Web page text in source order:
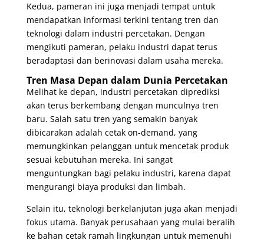
Kedua, pameran ini juga menjadi tempat untuk
mendapatkan informasi terkini tentang tren dan
teknologi dalam industri percetakan. Dengan
mengikuti pameran, pelaku industri dapat terus
beradaptasi dan berinovasi dalam usaha mereka.
Tren Masa Depan dalam Dunia Percetakan
Melihat ke depan, industri percetakan diprediksi
akan terus berkembang dengan munculnya tren
baru. Salah satu tren yang semakin banyak
dibicarakan adalah cetak on-demand, yang
memungkinkan pelanggan untuk mencetak produk
sesuai kebutuhan mereka. Ini sangat
menguntungkan bagi pelaku industri, karena dapat
mengurangi biaya produksi dan limbah.
Selain itu, teknologi berkelanjutan juga akan menjadi
fokus utama. Banyak perusahaan yang mulai beralih
ke bahan cetak ramah lingkungan untuk memenuhi